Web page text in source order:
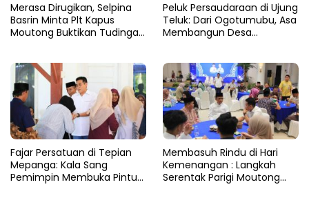
Merasa Dirugikan, Selpina
Basrin Minta Plt Kapus
Moutong Buktikan Tudingan
Peluk Persaudaraan di Ujung
Teluk: Dari Ogotumubu, Asa
Membangun Desa
Fajar Persatuan di Tepian
Mepanga: Kala Sang
Pemimpin Membuka Pintu
​Membasuh Rindu di Hari
Kemenangan : Langkah
Serentak Parigi Moutong